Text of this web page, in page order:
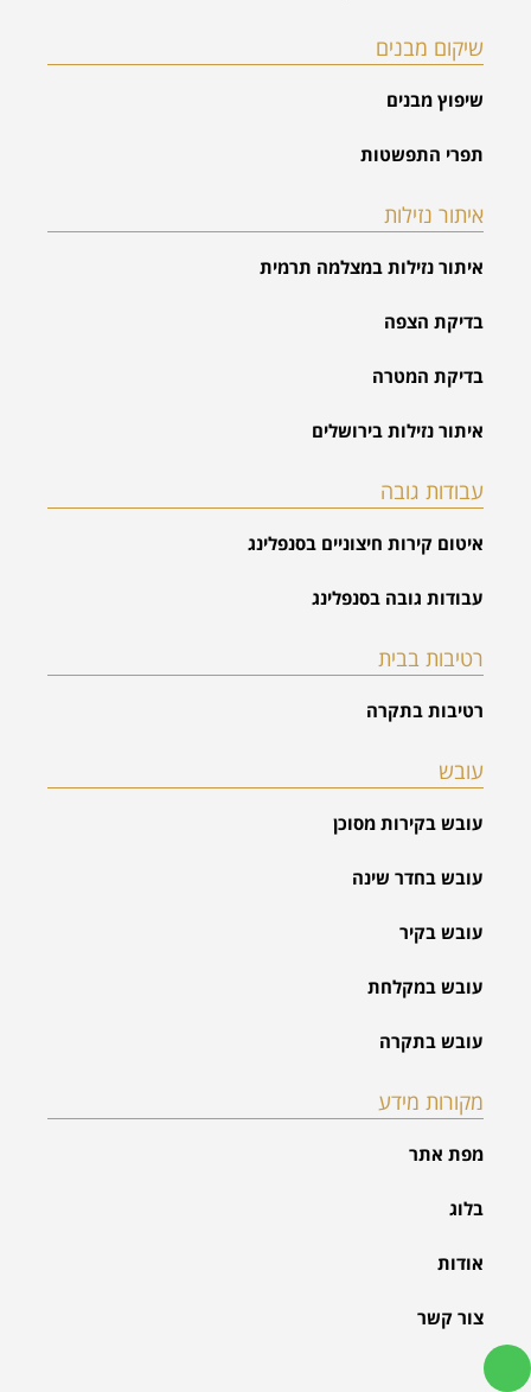
שיקום מבנים
שיפוץ מבנים
תפרי התפשטות
איתור נזילות
איתור נזילות במצלמה תרמית
בדיקת הצפה
בדיקת המטרה
איתור נזילות בירושלים
עבודות גובה
איטום קירות חיצוניים בסנפלינג
עבודות גובה בסנפלינג
רטיבות בבית
רטיבות בתקרה
עובש
עובש בקירות מסוכן
עובש בחדר שינה
עובש בקיר
עובש במקלחת
עובש בתקרה
מקורות מידע
מפת אתר
בלוג
אודות
צור קשר